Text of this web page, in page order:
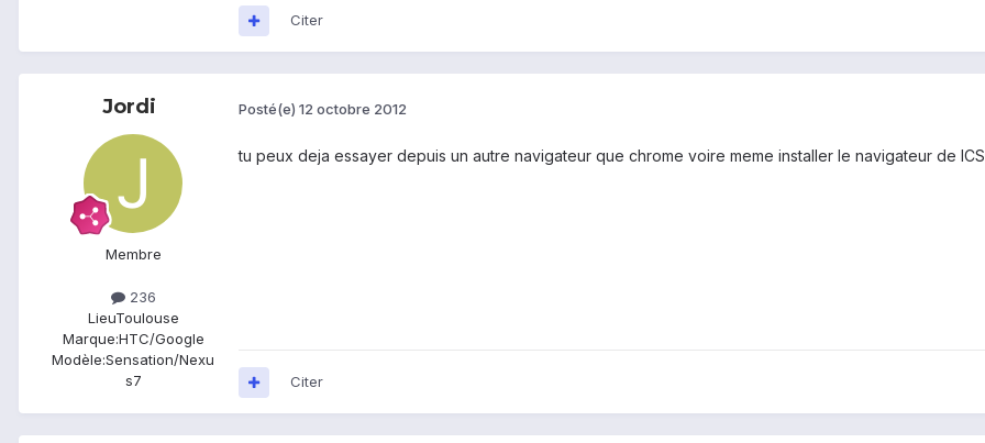
Citer
Jordi
Membre
236
LieuToulouse
Marque:HTC/Google
Modèle:Sensation/Nexu
s7
Posté(e) 12 octobre 2012
tu peux deja essayer depuis un autre navigateur que chrome voire meme installer le navigateur de
Citer